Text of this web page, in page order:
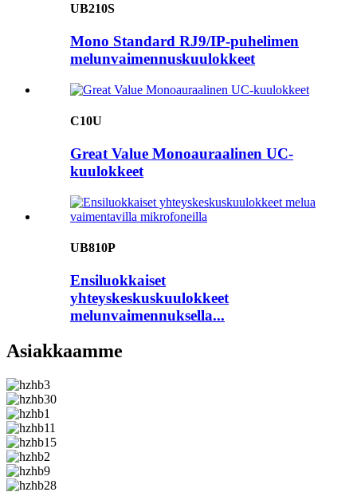
UB210S
Mono Standard RJ9/IP-puhelimen
melunvaimennuskuulokkeet
C10U
Great Value Monoauraalinen UC-
kuulokkeet
UB810P
Ensiluokkaiset
yhteyskeskuskuulokkeet
melunvaimennuksella...
Asiakkaamme